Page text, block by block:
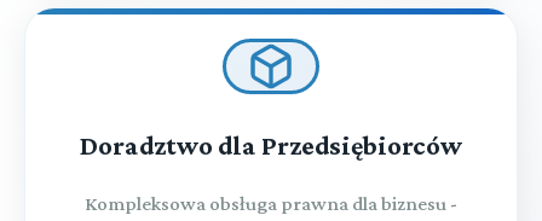
Doradztwo dla Przedsiębiorców
Kompleksowa obsługa prawna dla biznesu -